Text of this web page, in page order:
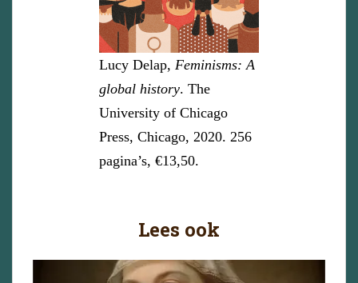
Lucy Delap, Feminisms: A
global history. The
University of Chicago
Press, Chicago, 2020. 256
pagina’s, €13,50.
Lees ook